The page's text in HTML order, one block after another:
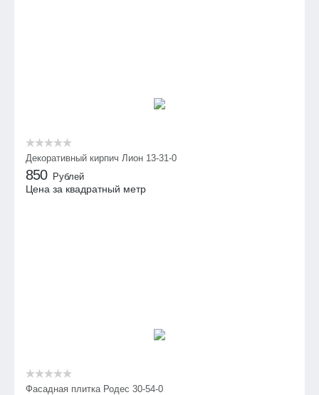
Декоративный кирпич Лион 13-31-0
850 Рублей
Цена за квадратный метр
Фасадная плитка Родес 30-54-0